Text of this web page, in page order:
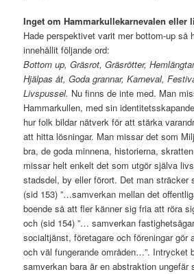
Inget om Hammarkullekarnevalen eller
Hade perspektivet varit mer bottom-up så
innehållit följande ord:
Bottom up, Gräsrot, Gräsrötter,
Hjälpas åt, Goda grannar, Karneval,
Livspussel. Nu finns de inte med. Man
Hammarkullen, med sin
hur folk bildar nätverk för att stärka
att hitta lösningar. Man missar det som
bra, de goda minnena, historierna,
missar helt enkelt det som utgör själva
stadsdel, by eller förort. Det man
(sid 153) ”…samverkan mellan det
boende så att fler känner sig fria att röra
och (sid 154) ”… samverkan
socialtjänst, företagare och föreningar gör
och väl fungerande områden…”. Intrycket
samverkan bara är en abstraktion ungefär